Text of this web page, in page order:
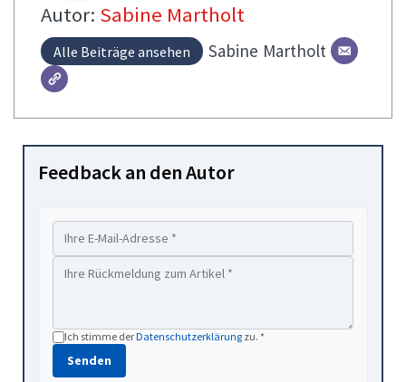
Autor: Sabine Martholt
Alle Beiträge ansehen Sabine Martholt
Feedback an den Autor
Ich stimme derDatenschutzerklärung zu. *
Senden